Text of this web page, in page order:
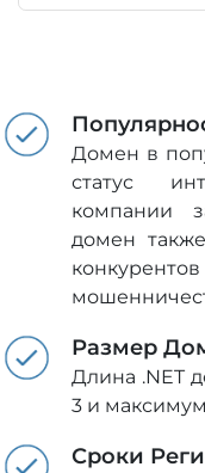
Домен в
статус
компании
домен
Размер
Длина .NET
3 и
Сроки